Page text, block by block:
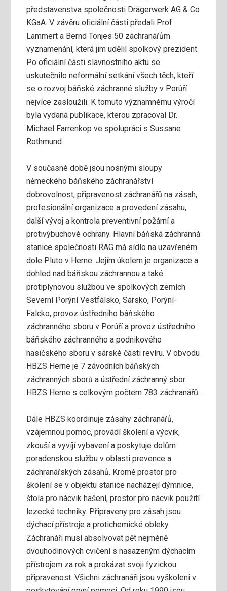
představenstva společnosti Drägerwerk AG & Co
KGaA. V závěru oficiální části předali Prof.
Lammert a Bernd Tönjes 50 záchranářům
vyznamenání, která jim udělil spolkový prezident.
Po oficiální části slavnostního aktu se
uskutečnilo neformální setkání všech těch, kteří
se o rozvoj báňské záchranné služby v Porúří
nejvíce zasloužili. K tomuto významnému výročí
byla vydaná publikace, kterou zpracoval Dr.
Michael Farrenkop ve spolupráci s Sussane
Rothmund.
V současné době jsou nosnými sloupy
německého báňského záchranářství
dobrovolnost, připravenost záchranářů na zásah,
profesionální organizace a provedení zásahu,
další vývoj a kontrola preventivní požární a
protivýbuchové ochrany. Hlavní báňská záchranná
stanice společnosti RAG má sídlo na uzavřeném
dole Pluto v Herne. Jejím úkolem je organizace a
dohled nad báňskou záchrannou a také
protiplynovou službou ve spolkových zemích
Severní Porýní Vestfálsko, Sársko, Porýní-
Falcko, provoz ústředního báňského
záchranného sboru v Porúří a provoz ústředního
báňského záchranného a podnikového
hasičského sboru v sárské části revíru. V obvodu
HBZS Herne je 7 závodních báňských
záchranných sborů a ústřední záchranný sbor
HBZS Herne s celkovým počtem 783 záchranářů.
Dále HBZS koordinuje zásahy záchranářů,
vzájemnou pomoc, provádí školení a výcvik,
zkouší a vyvíjí vybavení a poskytuje dolům
poradenskou službu v oblasti prevence a
záchranářských zásahů. Kromě prostor pro
školení se v objektu stanice nacházejí dýmnice,
štola pro nácvik hašení, prostor pro nácvik použití
lezecké techniky. Připraveny pro zásah jsou
dýchací přístroje a protichemické obleky.
Záchranáři musí absolvovat pět nejméně
dvouhodinových cvičení s nasazeným dýchacím
přístrojem za rok a prokázat svoji fyzickou
připravenost. Všichni záchranáři jsou vyškoleni v